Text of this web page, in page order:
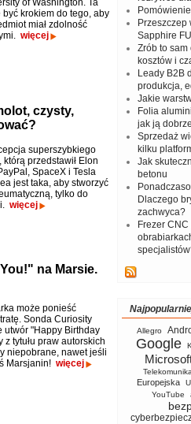
of Washington. Ta
krokiem do tego, aby
miał zdolność
więcej
czysty,
superszybkiego
przedstawił Elon
SpaceX i Tesla
jest taka, aby stworzyć
tylko do
więcej
na Marsie.
może ponieść
Sonda Curiosity
utwór "Happy Birthday
z tytułu praw autorskich
niepobrane, nawet jeśli
Marsjanin! więcej
Przeszczep
Sapphire
Zrób to
kosztów i
Leady B2B
produkcja,
Jakie
Folia
jak ją
Sprzedaż
kilku
Jak
betonu
Dlaczego
zachwyca?
Frezer
Allegro
Google
Europejska
YouTube